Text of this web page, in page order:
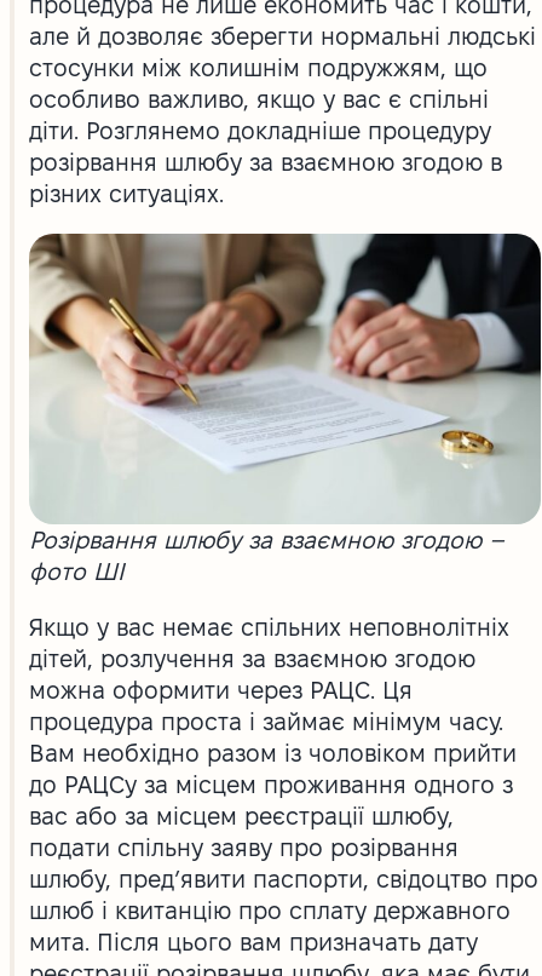
але й дозволяє зберегти нормальні людські
стосунки між колишнім подружжям, що
особливо важливо, якщо у вас є спільні
діти. Розглянемо докладніше процедуру
розірвання шлюбу за взаємною згодою в
різних ситуаціях.
Розірвання шлюбу за взаємною згодою –
фото ШІ
Якщо у вас немає спільних неповнолітніх
дітей, розлучення за взаємною згодою
можна оформити через РАЦС. Ця
процедура проста і займає мінімум часу.
Вам необхідно разом із чоловіком прийти
до РАЦСу за місцем проживання одного з
вас або за місцем реєстрації шлюбу,
подати спільну заяву про розірвання
шлюбу, пред’явити паспорти, свідоцтво про
шлюб і квитанцію про сплату державного
мита. Після цього вам призначать дату